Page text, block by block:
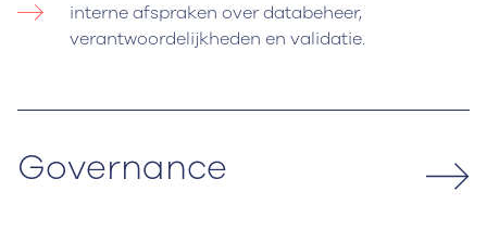
interne afspraken over databeheer,
verantwoordelijkheden en validatie.
Governance